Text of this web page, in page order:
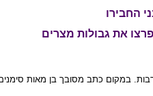
החבירו
את גבולות מצרים
במקום כתב מסובך בן מאות